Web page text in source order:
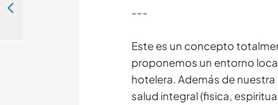
---
Este es un concepto
proponemos un entorno
hotelera. Además de
salud integral (fisica,